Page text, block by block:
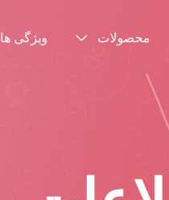
محصولات ویژگی ها